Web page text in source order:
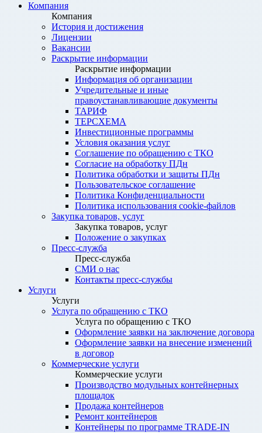
Компания
Компания
История и достижения
Лицензии
Вакансии
Раскрытие информации
Раскрытие информации
Информация об организации
Учредительные и иные
правоустанавливающие документы
ТАРИФ
ТЕРСХЕМА
Инвестиционные программы
Условия оказания услуг
Соглашение по обращению с ТКО
Согласие на обработку ПДн
Политика обработки и защиты ПДн
Пользовательское соглашение
Политика Конфиденциальности
Политика использования cookie-файлов
Закупка товаров, услуг
Закупка товаров, услуг
Положение о закупках
Пресс-служба
Пресс-служба
СМИ о нас
Контакты пресс-службы
Услуги
Услуги
Услуга по обращению с ТКО
Услуга по обращению с ТКО
Оформление заявки на заключение договора
Оформление заявки на внесение изменений
в договор
Коммерческие услуги
Коммерческие услуги
Производство модульных контейнерных
площадок
Продажа контейнеров
Ремонт контейнеров
Контейнеры по программе TRADE-IN